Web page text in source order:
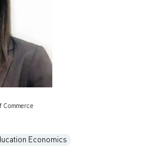
Commerce
Economics